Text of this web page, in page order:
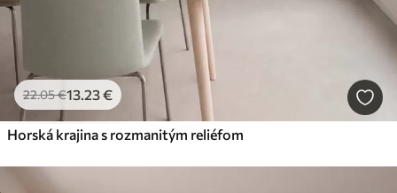
22.05€13 .23€
Horská krajina s rozmanitým reliéfom